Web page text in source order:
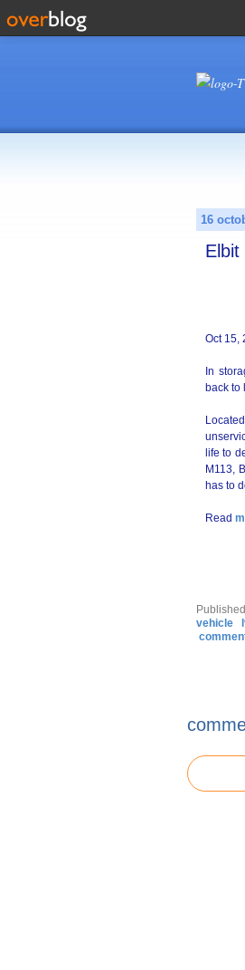
16
Elbit
Oct 15,
In
back to
life to
M113,
has to
Read
vehicle